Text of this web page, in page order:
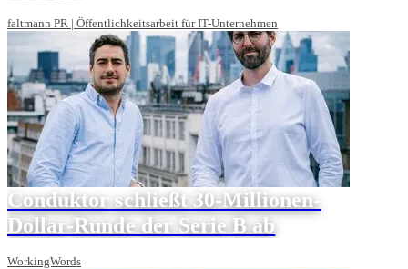
faltmann PR | Öffentlichkeitsarbeit für IT-Unternehmen
Conduktor schließt 30-Millionen-
Dollar-Runde der Serie B ab
WorkingWords